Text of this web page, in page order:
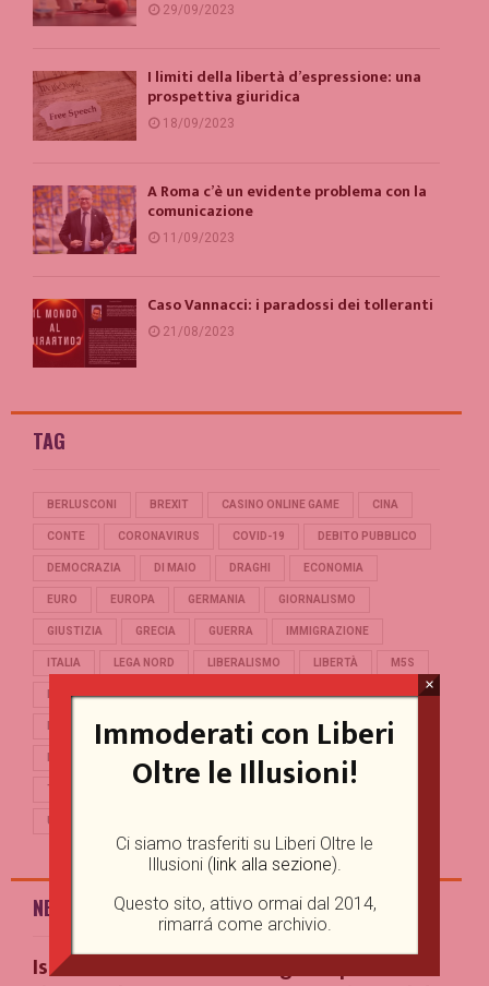
29/09/2023
I limiti della libertà d’espressione: una
prospettiva giuridica
18/09/2023
A Roma c’è un evidente problema con la
comunicazione
11/09/2023
Caso Vannacci: i paradossi dei tolleranti
21/08/2023
TAG
BERLUSCONI BREXIT CASINO ONLINE GAME CINA
CONTE CORONAVIRUS COVID-19 DEBITO PUBBLICO
DEMOCRAZIA DI MAIO DRAGHI ECONOMIA
EURO EUROPA GERMANIA GIORNALISMO
GIUSTIZIA GRECIA GUERRA IMMIGRAZIONE
ITALIA LEGA NORD LIBERALISMO LIBERTÀ M5S
MERKEL OCCIDENTE PD POLITICA POPULISMO
REFERENDUM RENZI REPUBBLICA
SALVINI SCUOLA STORIA TERRORISMO
TRUMP
UNIONE EUROPEA
NEWSLETTER
Iscriviti alla nostra Mailing List per
Immoderati con Liberi
Oltre le Illusioni!
Ci siamo trasferiti su Liberi Oltre le
Illusioni (link alla sezione).
Questo sito, attivo ormai dal 2014,
rimarrá come archivio.
×